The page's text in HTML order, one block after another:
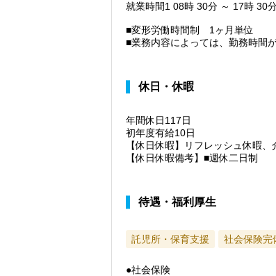
就業時間1 08時 30分 ～ 17時 30
■変形労働時間制 1ヶ月単位
■業務内容によっては、勤務時間
休日・休暇
年間休日117日
初年度有給10日
【休日休暇】リフレッシュ休暇
【休日休暇備考】■週休二日制
待遇・福利厚生
託児所・保育支援 社会保険完
●社会保険